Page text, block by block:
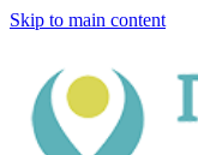
Skip to main content